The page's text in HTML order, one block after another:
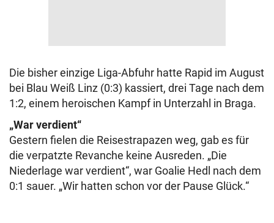
Die bisher einzige Liga-Abfuhr hatte Rapid im August
bei Blau Weiß Linz (0:3) kassiert, drei Tage nach dem
1:2, einem heroischen Kampf in Unterzahl in Braga.
„War verdient“
Gestern fielen die Reisestrapazen weg, gab es für
die verpatzte Revanche keine Ausreden. „Die
Niederlage war verdient“, war Goalie Hedl nach dem
0:1 sauer. „Wir hatten schon vor der Pause Glück.“